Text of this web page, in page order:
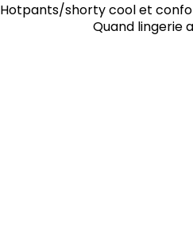
Hotpants/shorty cool et
Quand lingerie